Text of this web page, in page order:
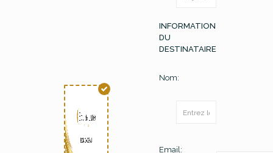
INFORMATION
DU
DESTINATAIRE
Nom:
Email: